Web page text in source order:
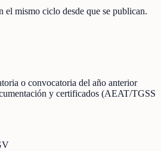
el mismo ciclo desde que se publican.
o convocatoria del año anterior
y certificados (AEAT/TGSS